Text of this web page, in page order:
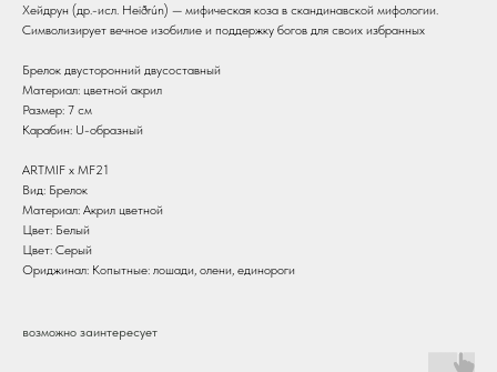
Хейдрун (др.-исл. Heiðrún) — мифическая коза в скандинавской мифологии.
Символизирует вечное изобилие и поддержку богов для своих избранных
Брелок двусторонний двусоставный
Материал: цветной акрил
Размер: 7 см
Карабин: U-образный
ARTMIF х MF21
Вид: Брелок
Материал: Акрил цветной
Цвет: Белый
Цвет: Серый
Ориджинал: Копытные: лошади, олени, единороги
возможно заинтересует